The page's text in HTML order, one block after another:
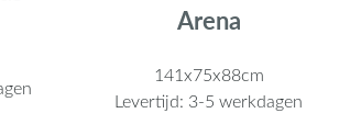
Arena
141x75x88cm
Levertijd: 3-5 werkdagen